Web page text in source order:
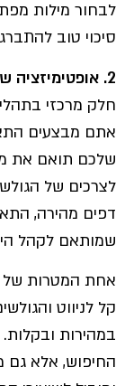
לבחור מילות
סיכוי טוב
2. אופטימיזציה של האתר
חלק מרכזי
אתם מבצעים
שלכם תואם את
לצרכים של
דפים מהירה,
שמותאם לקהל
אחת המטרות של
קל לניווט
במהירות
החיפוש, אלא גם